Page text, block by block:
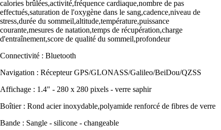
calories brûlées,activité,fréquence cardiaque,nombre de pas
effectués,saturation de l'oxygène dans le sang,cadence,niveau de
stress,durée du sommeil,altitude,température,puissance
courante,mesures de natation,temps de récupération,charge
d'entraînement,score de qualité du sommeil,profondeur
Connectivité : Bluetooth
Navigation : Récepteur GPS/GLONASS/Galileo/BeiDou/QZSS
Affichage : 1.4" - 280 x 280 pixels - verre saphir
Boîtier : Rond acier inoxydable,polyamide renforcé de fibres de verre
Bande : Sangle - silicone - changeable